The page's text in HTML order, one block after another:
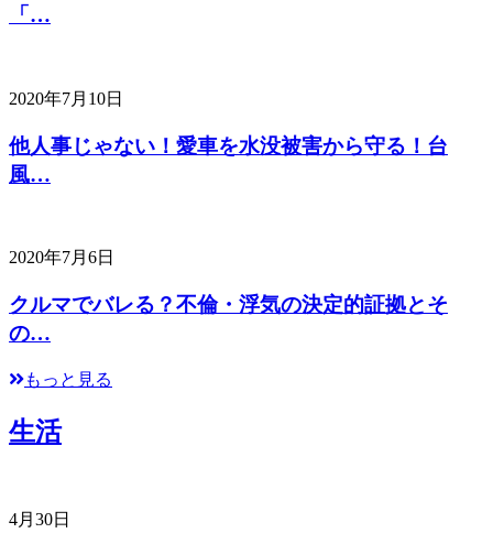
「…
2020年7月10日
他人事じゃない！愛車を水没被害から守る！台
風…
2020年7月6日
クルマでバレる？不倫・浮気の決定的証拠とそ
の…
もっと見る
生活
4月30日